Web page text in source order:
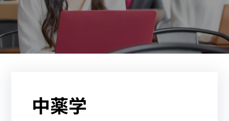
中薬学